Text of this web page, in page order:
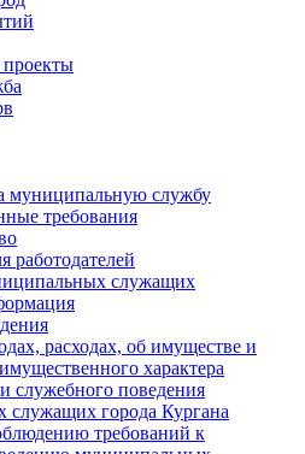
муниципальную службу
требования
работодателей
служащих
расходах, об имуществе и
характера
служебного поведения
служащих города Кургана
требований к